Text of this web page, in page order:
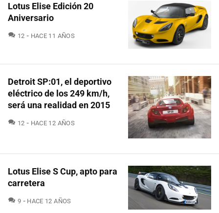
Lotus Elise Edición 20
Aniversario
12 COMENTARIOS
HACE 11 AÑOS
Detroit SP:01, el deportivo
eléctrico de los 249 km/h,
será una realidad en 2015
12 COMENTARIOS
HACE 12 AÑOS
Lotus Elise S Cup, apto para
carretera
9 COMENTARIOS
HACE 12 AÑOS